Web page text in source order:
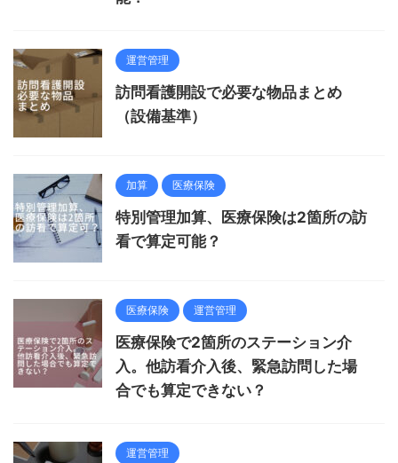
運営管理
訪問看護開設で必要な物品まとめ
（設備基準）
加算 医療保険
特別管理加算、医療保険は2箇所の訪
看で算定可能？
医療保険 運営管理
医療保険で2箇所のステーション介
入。他訪看介入後、緊急訪問した場
合でも算定できない？
運営管理